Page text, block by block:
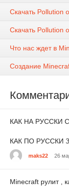
Скачать Pollution
Скачать Pollution
Что нас ждет в
Создание
КАК НА РУССКИ
КАК ПО РУССКИ
maks22 26
Minecraft рулит ,